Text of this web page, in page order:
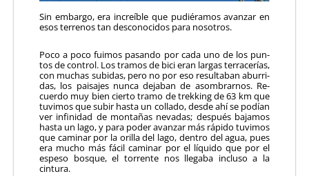
Sin embargo, era increíble que pudiéramos avanzar en
esos terrenos tan desconocidos para nosotros.
Poco a poco fuimos pasando por cada uno de los pun­
tos de control. Los tramos de bici eran largas terracerías,
con muchas subidas, pero no por eso resultaban aburri­
das, los paisajes nunca dejaban de asombrarnos. Re­
cuerdo muy bien cierto tramo de trekking de 63 km que
tuvimos que subir hasta un collado, desde ahí se podían
ver infinidad de montañas nevadas; después ba­jamos
hasta un lago, y para poder avanzar más rápido tu­vimos
que caminar por la orilla del lago, dentro del agua, pues
era mucho más fácil caminar por el líquido que por el
espeso bosque, el torrente nos llegaba incluso a la
cintura.